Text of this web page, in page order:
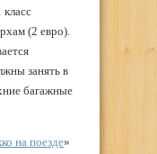
(2 евро).
занять в
багажные
на поезде»